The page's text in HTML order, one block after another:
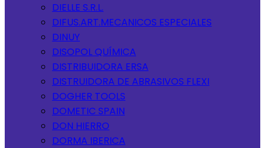
DIELLE S.R.L.
DIFUS.ART.MECANICOS ESPECIALES
DINUY
DISOPOL QUÍMICA
DISTRIBUIDORA ERSA
DISTRUIDORA DE ABRASIVOS FLEXI
DOGHER TOOLS
DOMETIC SPAIN
DON HIERRO
DORMA IBERICA